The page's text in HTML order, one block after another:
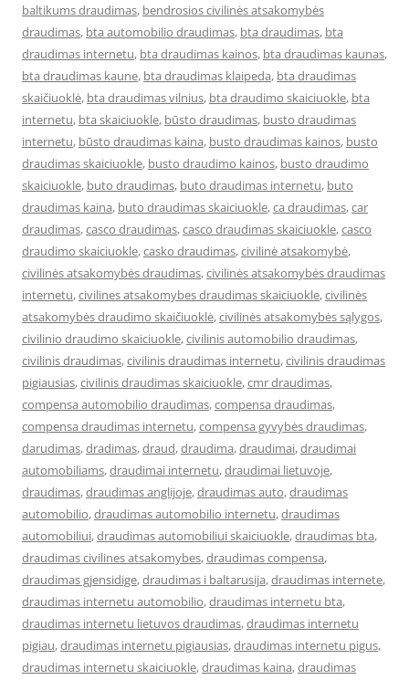
baltikums draudimas, bendrosios civilinės atsakomybės
draudimas, bta automobilio draudimas, bta draudimas, bta
draudimas internetu, bta draudimas kainos, bta draudimas kaunas,
bta draudimas kaune, bta draudimas klaipeda, bta draudimas
skaičiuoklė, bta draudimas vilnius, bta draudimo skaiciuokle, bta
internetu, bta skaiciuokle, būsto draudimas, busto draudimas
internetu, būsto draudimas kaina, busto draudimas kainos, busto
draudimas skaiciuokle, busto draudimo kainos, busto draudimo
skaiciuokle, buto draudimas, buto draudimas internetu, buto
draudimas kaina, buto draudimas skaiciuokle,ca draudimas,car
draudimas,casco draudimas,casco draudimas skaiciuokle,casco
draudimo skaiciuokle,casko draudimas,civilinė atsakomybė,
civilinės atsakomybės draudimas,civilinės atsakomybės draudimas
internetu,civilines atsakomybes draudimas skaiciuokle,civilinės
atsakomybės draudimo skaičiuoklė,civilinės atsakomybės sąlygos,
civilinio draudimo skaiciuokle,civilinis automobilio draudimas,
civilinis draudimas,civilinis draudimas internetu,civilinis draudimas
pigiausias,civilinis draudimas skaiciuokle,cmr draudimas,
compensa automobilio draudimas,compensa draudimas,
compensa draudimas internetu,compensa gyvybės draudimas,
darudimas,dradimas,draud,draudima,draudimai,draudimai
automobiliams,draudimai internetu,draudimai lietuvoje,
draudimas,draudimas anglijoje,draudimas auto,draudimas
automobilio,draudimas automobilio internetu,draudimas
automobiliui,draudimas automobiliui skaiciuokle,draudimas bta,
draudimas civilines atsakomybes,draudimas compensa,
draudimas gjensidige,draudimas i baltarusija,draudimas internete,
draudimas internetu automobilio,draudimas internetu bta,
draudimas internetu lietuvos draudimas,draudimas internetu
pigiau,draudimas internetu pigiausias,draudimas internetu pigus,
draudimas internetu skaiciuokle,draudimas kaina,draudimas